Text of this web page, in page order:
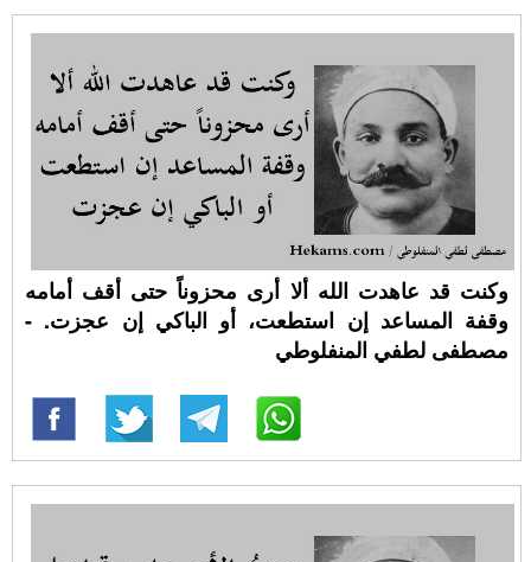
وكنت قد عاهدت الله ألا أرى محزوناً حتى أقف أمامه
وقفة المساعد إن استطعت، أو الباكي إن عجزت. -
مصطفى لطفي المنفلوطي